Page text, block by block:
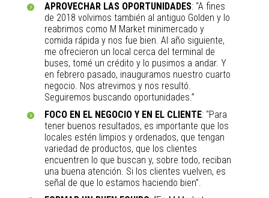
APROVECHAR LAS OPORTUNIDADES: “A fines
de 2018 volvimos también al antiguo Golden y lo
reabrimos como M Market minimercado y
comida rápida y nos fue bien. Al año siguiente,
me ofrecieron un local cerca del terminal de
buses, tomé un crédito y lo pusimos a andar. Y
en febrero pasado, inauguramos nuestro cuarto
negocio. Nos atrevimos y nos resultó.
Seguiremos buscando oportunidades.”
FOCO EN EL NEGOCIO Y EN EL CLIENTE: “Para
tener buenos resultados, es importante que los
locales estén limpios y ordenados, que tengan
variedad de productos, que los clientes
encuentren lo que buscan y, sobre todo, reciban
una buena atención. Si los clientes vuelven, es
señal de que lo estamos haciendo bien”.